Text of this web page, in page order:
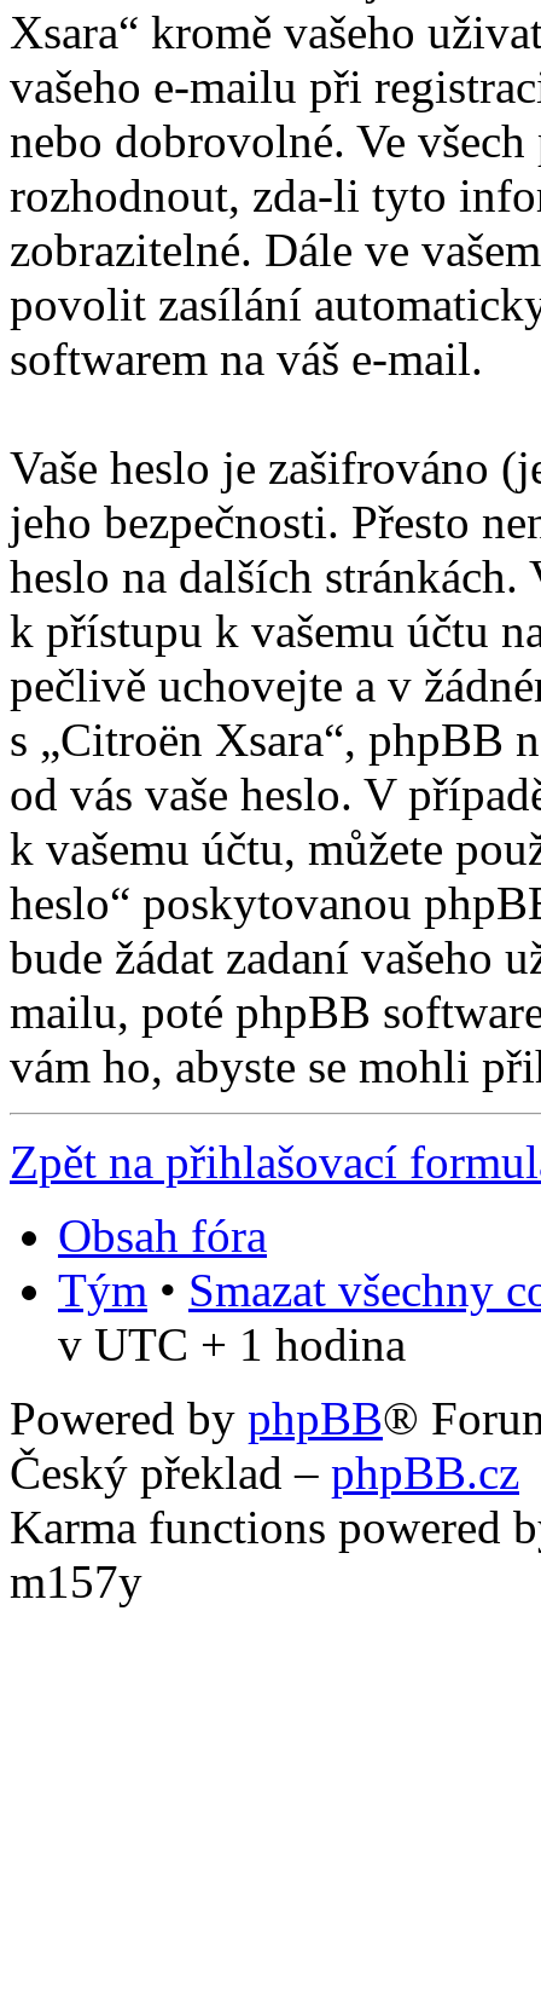
Xsara“ kromě vašeho
vašeho e-mailu při
nebo dobrovolné. Ve
rozhodnout, zda-li tyto
zobrazitelné. Dále ve
povolit zasílání
softwarem na váš e-mail.
Vaše heslo je zašifrováno
jeho bezpečnosti. Přesto
heslo na dalších stránkách.
k přístupu k vašemu účtu
pečlivě uchovejte a v
s „Citroën Xsara“, phpBB
od vás vaše heslo. V
k vašemu účtu, můžete
heslo“ poskytovanou
bude žádat zadaní vašeho
mailu, poté phpBB
vám ho, abyste se mohli
Zpět na přihlašovací
Obsah fóra
Tým • Smazat všechny
v UTC + 1 hodina
Powered by phpBB®
Český překlad – phpBB.cz
Karma functions powered
m157y